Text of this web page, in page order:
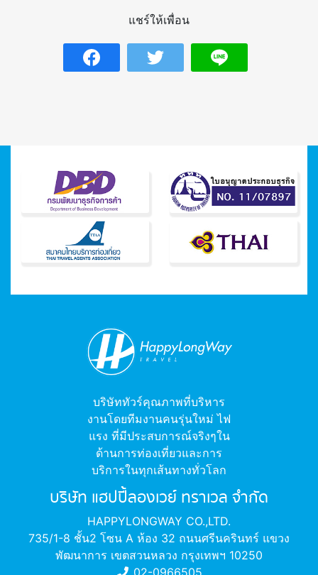
แชร์ให้เพื่อน
บริษัททัวร์คุณภาพที่บริหาร
งานโดยทีมงานคนรุ่นใหม่ ไฟ
แรง ที่มีประสบการณ์จริงๆใน
ด้านการท่องเที่ยวและการ
บริการในทุกเส้นทางทั่วโลก
บริษัท แฮปปี้ลองเวย์ ทราเวล จำกัด
HAPPYLONGWAY CO.,LTD.
735/1-8 ชั้น2 โซน A ห้อง 32 ถนนศรีนครินทร์ แขวง
พัฒนาการ เขตสวนหลวง กรุงเทพฯ 10250